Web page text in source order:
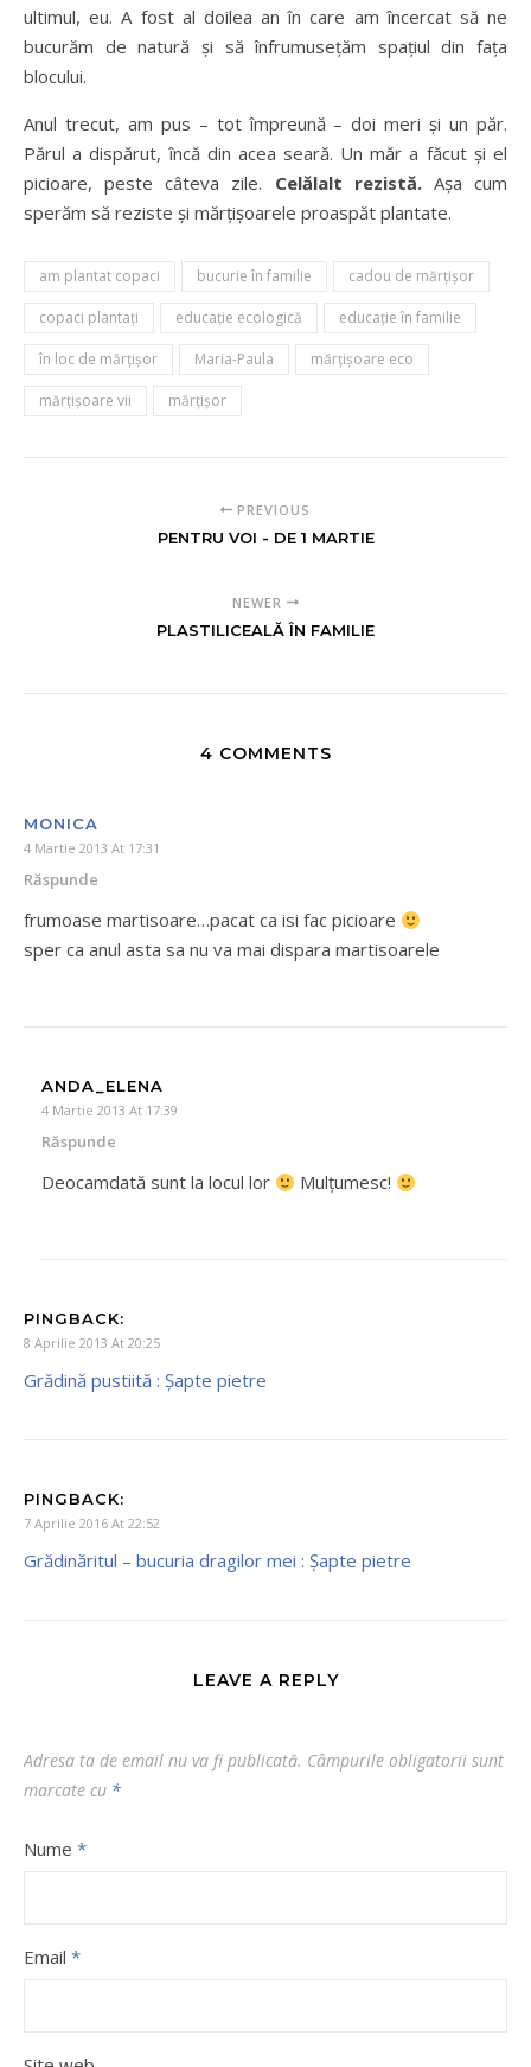
ultimul, eu. A fost al doilea an în care am încercat să ne
bucurăm de natură și să înfrumusețăm spațiul din fața
blocului.
Anul trecut, am pus – tot împreună – doi meri și un păr.
Părul a dispărut, încă din acea seară. Un măr a făcut și el
picioare, peste câteva zile. Celălalt rezistă.Așa cum
sperăm să reziste și mărțișoarele proaspăt plantate.
am plantat copaci bucurie în familie cadou de mărțișor
copaci plantați educație ecologică educaţie în familie
în loc de mărțișor Maria-Paula mărțișoare eco
mărțișoare vii mărţişor
PREVIOUS
PENTRU VOI - DE 1 MARTIE
NEWER
PLASTILICEALĂ ÎN FAMILIE
4 COMMENTS
MONICA
4 Martie 2013 At 17:31
Răspunde
frumoase martisoare…pacat ca isi fac picioare
sper ca anul asta sa nu va mai dispara martisoarele
ANDA_ELENA
4 Martie 2013 At 17:39
Răspunde
Deocamdată sunt la locul lor Mulţumesc!
PINGBACK:
8 Aprilie 2013 At 20:25
Grădină pustiită : Şapte pietre
PINGBACK:
7 Aprilie 2016 At 22:52
Grădinăritul – bucuria dragilor mei : Şapte pietre
LEAVE A REPLY
Adresa ta de email nu va fi publicată. Câmpurile obligatorii sunt
marcate cu *
Nume *
Email *